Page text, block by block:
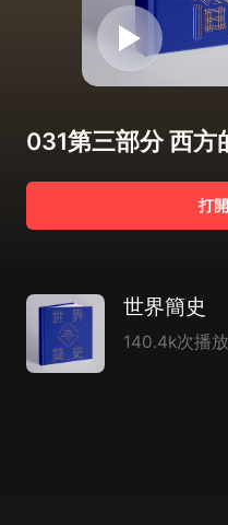
031第三部分 西方
打
世界簡史
140.4k次播放